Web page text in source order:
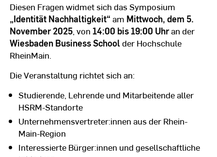
Diesen Fragen widmet sich das Symposium
„Identität Nachhaltigkeit“ am Mittwoch, dem 5.
November 2025, von 14:00 bis 19:00 Uhran der
Wiesbaden Business Schoolder Hochschule
RheinMain.
Die Veranstaltung richtet sich an:
Studierende, Lehrende und Mitarbeitende aller
HSRM-Standorte
Unternehmensvertreter:innen aus der Rhein-
Main-Region
Interessierte Bürger:innen und gesellschaftliche